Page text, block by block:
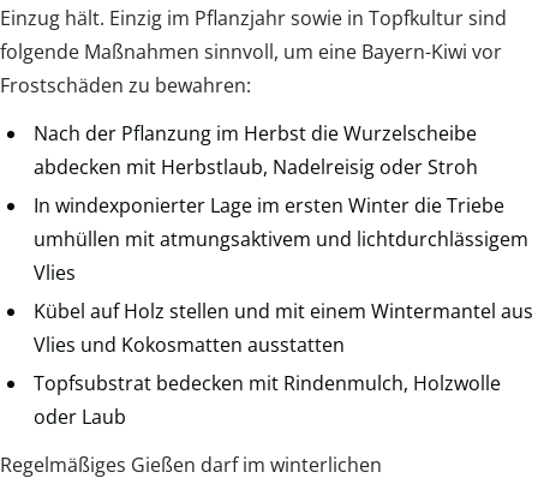
Einzug hält. Einzig im Pflanzjahr sowie in Topfkultur sind
folgende Maßnahmen sinnvoll, um eine Bayern-Kiwi vor
Frostschäden zu bewahren:
Nach der Pflanzung im Herbst die Wurzelscheibe
abdecken mit Herbstlaub, Nadelreisig oder Stroh
In windexponierter Lage im ersten Winter die Triebe
umhüllen mit atmungsaktivem und lichtdurchlässigem
Vlies
Kübel auf Holz stellen und mit einem Wintermantel aus
Vlies und Kokosmatten ausstatten
Topfsubstrat bedecken mit Rindenmulch, Holzwolle
oder Laub
Regelmäßiges Gießen darf im winterlichen